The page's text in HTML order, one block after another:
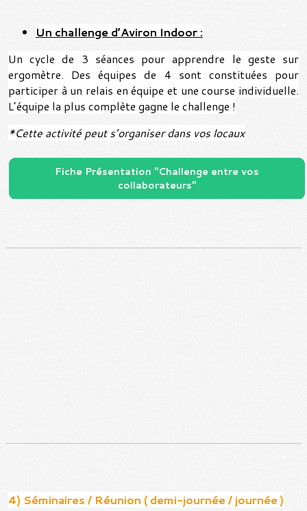
Un challenge d’Aviron Indoor :
Un cycle de 3 séances pour apprendre le geste sur
ergomètre. Des équipes de 4 sont constituées pour
participer à un relais en équipe et une course individuelle.
L’équipe la plus complète gagne le challenge !
*Cette activité peut s’organiser dans vos locaux
Fiche Présentation "Challenge entre vos
collaborateurs"
4) Séminaires / Réunion ( demi-journée / journée )